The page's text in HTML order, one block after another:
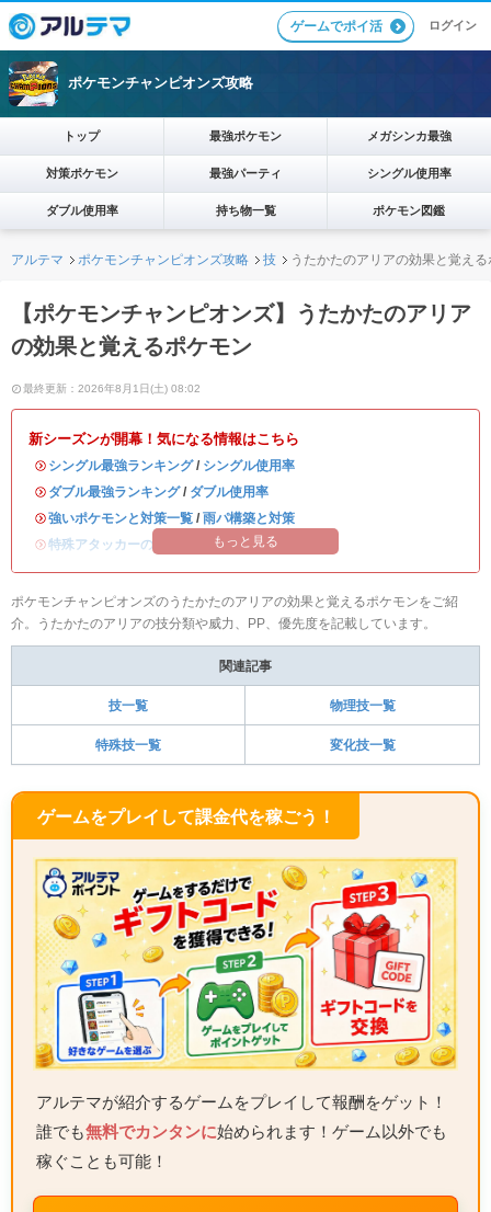
ゲームでポイ活 ログイン
ポケモンチャンピオンズ攻略
トップ 最強ポケモン メガシンカ最強
対策ポケモン 最強パーティ シングル使用率
ダブル使用率 持ち物一覧 ポケモン図鑑
アルテマ ポケモンチャンピオンズ攻略 技 うたかたのアリアの効果と覚え
【ポケモンチャンピオンズ】うたかたのアリア
の効果と覚えるポケモン
最終更新：2026年8月1日(土) 08:02
新シーズンが開幕！気になる情報はこちら
・ シングル最強ランキング/ シングル使用率
・ ダブル最強ランキング/ ダブル使用率
・強いポケモンと対策一覧 / 雨パ構築と対策
・特殊アタッカーのおすすめランキング
もっと見る
ポケモンチャンピオンズのうたかたのアリアの効果と覚えるポケモンをご紹
介。うたかたのアリアの技分類や威力、PP、優先度を記載しています。
関連記事
技一覧 物理技一覧
特殊技一覧 変化技一覧
ゲームをプレイして課金代を稼ごう！
アルテマが紹介するゲームをプレイして報酬をゲット！
誰でも無料でカンタンに始められます！ゲーム以外でも
稼ぐことも可能！